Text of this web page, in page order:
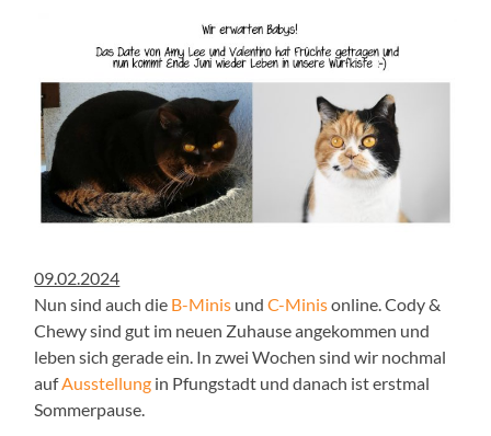
09.02.2024
Nun sind auch die B-Minis undC-Minisonline. Cody &
Chewy sind gut im neuen Zuhause angekommen und
leben sich gerade ein. In zwei Wochen sind wir nochmal
aufAusstellung in Pfungstadt und danach ist erstmal
Sommerpause.